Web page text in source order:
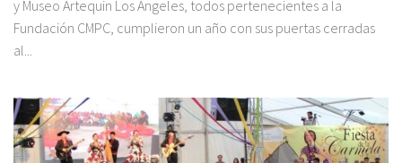
y Museo Artequin Los Ángeles, todos pertenecientes a la
Fundación CMPC, cumplieron un año con sus puertas cerradas
al...